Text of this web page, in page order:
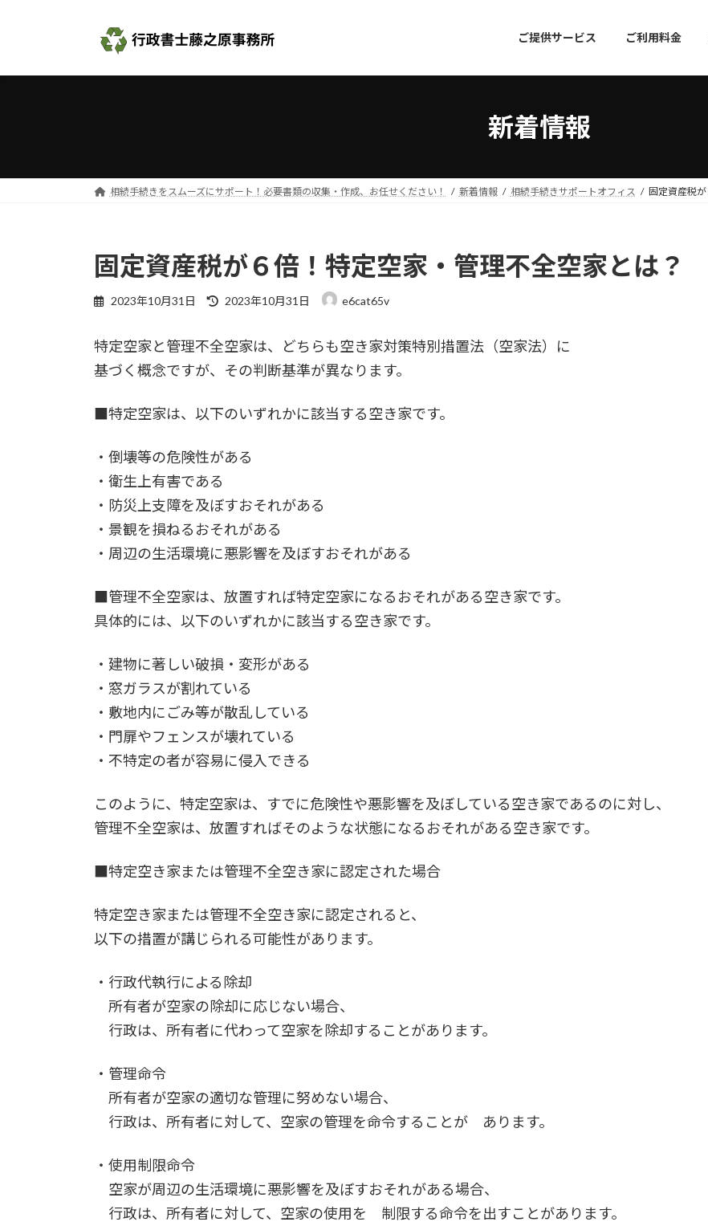
プ
動
ご提供サービス ご利用料金
新着情報
相続手続きをスムーズにサポート！必要書類の収集・作成、お任せください！ 新着情報 相続手続きサポートオフィス 固定資産税
固定資産税が６倍！特定空家・管理不全空家とは？
2023年10月31日
最
新
日
時
2023年10月31日 e6cat65v
特定空家と管理不全空家は、どちらも空き家対策特別措置法（空家法）に
基づく概念ですが、その判断基準が異なります。
■特定空家は、以下のいずれかに該当する空き家です。
・倒壊等の危険性がある
・衛生上有害である
・防災上支障を及ぼすおそれがある
・景観を損ねるおそれがある
・周辺の生活環境に悪影響を及ぼすおそれがある
■管理不全空家は、放置すれば特定空家になるおそれがある空き家です。
具体的には、以下のいずれかに該当する空き家です。
・建物に著しい破損・変形がある
・窓ガラスが割れている
・敷地内にごみ等が散乱している
・門扉やフェンスが壊れている
・不特定の者が容易に侵入できる
このように、特定空家は、すでに危険性や悪影響を及ぼしている空き家であるのに対し、
管理不全空家は、放置すればそのような状態になるおそれがある空き家です。
■特定空き家または管理不全空き家に認定された場合
特定空き家または管理不全空き家に認定されると、
以下の措置が講じられる可能性があります。
・行政代執行による除却
所有者が空家の除却に応じない場合、
行政は、所有者に代わって空家を除却することがあります。
・管理命令
所有者が空家の適切な管理に努めない場合、
行政は、所有者に対して、空家の管理を命令することが あります。
・使用制限命令
空家が周辺の生活環境に悪影響を及ぼすおそれがある場合、
行政は、所有者に対して、空家の使用を 制限する命令を出すことがあります。